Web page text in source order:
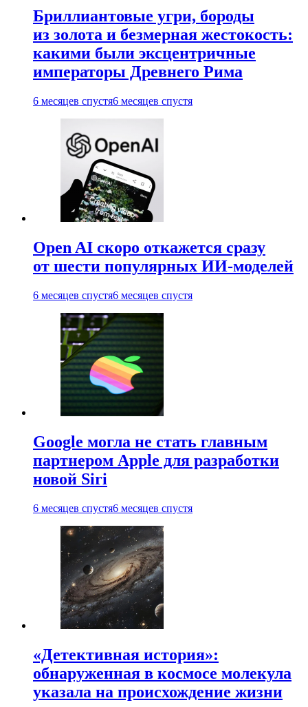
Бриллиантовые угри, бороды
из золота и безмерная жестокость:
какими были эксцентричные
императоры Древнего Рима
6 месяцев спустя6 месяцев спустя
Open AI скоро откажется сразу
от шести популярных ИИ-моделей
6 месяцев спустя6 месяцев спустя
Google могла не стать главным
партнером Apple для разработки
новой Siri
6 месяцев спустя6 месяцев спустя
«Детективная история»:
обнаруженная в космосе молекула
указала на происхождение жизни